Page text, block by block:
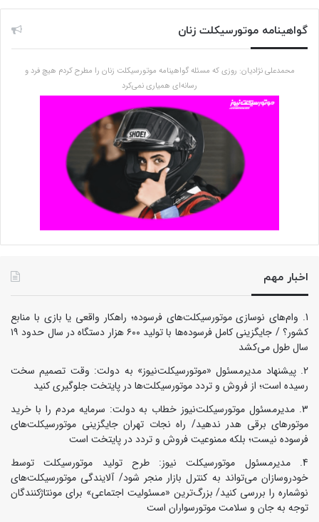
گواهینامه موتورسیکلت زنان
محمدعلی نژادیان: روزی که مسئله گواهینامه موتورسیکلت زنان را مطرح کردم هیچ فرد و
رسانه‌ای همیاری نمی‌کرد
اخبار مهم
وام‌های نوسازی موتورسیکلت‌های فرسوده؛ راهکار واقعی یا بازی با منابع
کشور؟ / جایگزینی کامل فرسوده‌ها با تولید ۶۰۰ هزار دستگاه در سال حدود ۱۹
سال طول می‌کشد
پیشنهاد مدیرمسئول «موتورسیکلت‌نیوز» به دولت: وقت تصمیم سخت
رسیده است؛ از فروش و تردد موتورسیکلت‌ها در پایتخت جلوگیری کنید
مدیرمسئول موتورسیکلت‌نیوز خطاب به دولت: سرمایه مردم را با خرید
موتورهای برقی هدر ندهید/ راه نجات تهران جایگزینی موتورسیکلت‌های
فرسوده نیست؛ بلکه ممنوعیت فروش و تردد در پایتخت است
مدیرمسئول موتورسیکلت نیوز: طرح تولید موتورسیکلت توسط
خودروسازان می‌تواند به کنترل بازار منجر شود/ آلایندگی موتورسیکلت‌های
نوشماره را بررسی کنید/ بزرگ‌ترین «مسئولیت اجتماعی» برای مونتاژکنندگان
توجه به جان و سلامت موتورسواران است